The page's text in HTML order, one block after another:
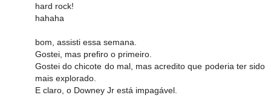
hard rock!
hahaha
bom, assisti essa semana.
Gostei, mas prefiro o primeiro.
Gostei do chicote do mal, mas acredito que poderia ter sido
mais explorado.
E claro, o Downey Jr está impagável.